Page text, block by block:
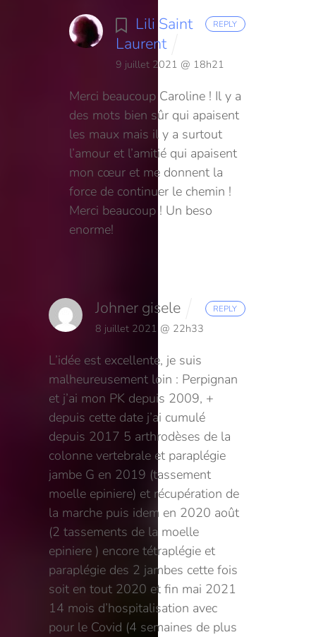
Lili Saint
Laurent
9 juillet 2021 @ 18h21
Merci beaucoup Caroline ! Il y a
des mots bien sûr qui apaisent
les maux mais il y a surtout
l’amour et l’amitié qui apaisent
mon cœur et me donnent la
force de continuer le chemin !
Merci beaucoup ! Un beso
enorme!
REPLY
Johner gisele
8 juillet 2021 @ 22h33
L’idée est excellente, je suis
malheureusement loin : Perpignan
et j’ai mon PK depuis 2009, +
depuis cette date j’ai cumulé
depuis 2017 5 arthrodèses de la
colonne vertebrale et paraplégie
jambe G en 2019 (tassement
moelle epiniere) et récupération de
la marche puis idem en 2020 août
(2 tassements de la moelle
epiniere ) encore tétraplégie et
paraplégie des 2 jambes cette fois
soit en tout 2020 et fin mai 2021
14 mois d’hospitalisation avec
pour le Covid (4 semaines de plus
REPLY